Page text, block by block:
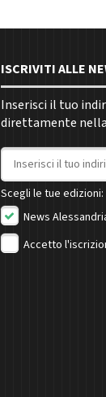
ISCRIVITI ALLE
Inserisci il tuo
direttamente
Indirizzo email
Scegli le tue edizioni:
News
Accetto